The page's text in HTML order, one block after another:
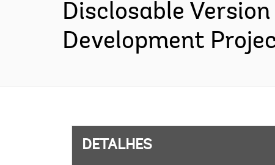
Disclosable
Development
DETALHES